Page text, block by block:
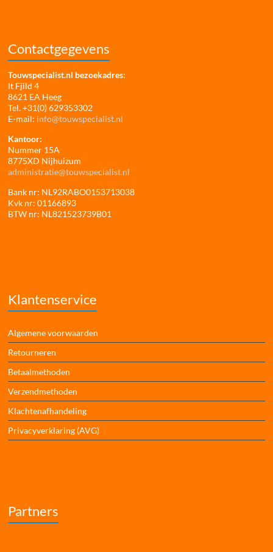
Contactgegevens
Touwspecialist.nl bezoekadres:
It Fjild 4
8621 EA Heeg
Tel. +31(0) 629353302
E-mail: info@touwspecialist.nl
Kantoor:
Nummer 15A
8775XD Nijhuizum
administratie@touwspecialist.nl
Bank nr: NL92RABO0153713038
Kvk nr: 01166893
BTW nr: NL821523739B01
Klantenservice
Algemene voorwaarden
Retourneren
Betaalmethoden
Verzendmethoden
Klachtenafhandeling
Privacyverklaring (AVG)
Partners